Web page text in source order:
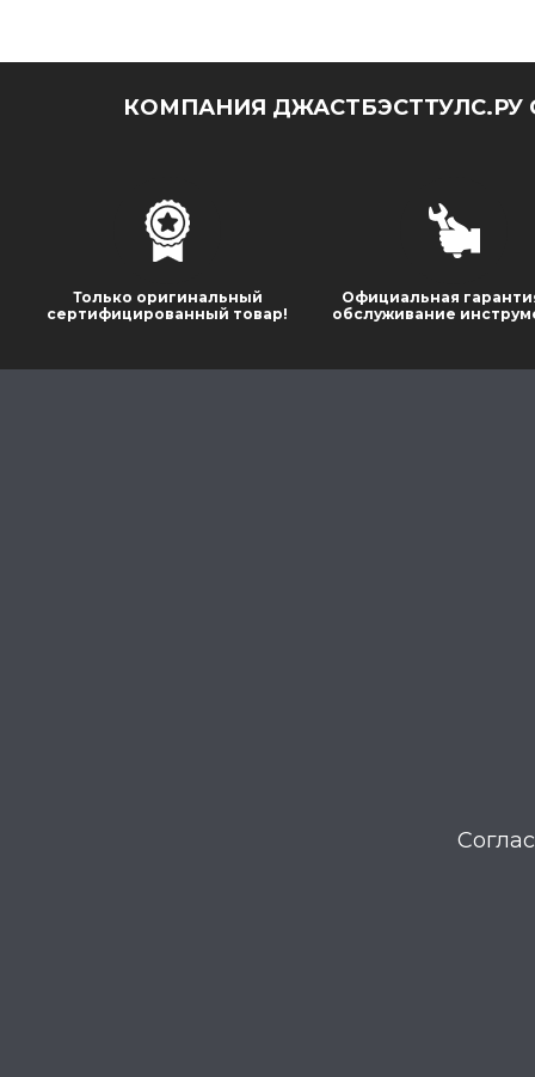
КОМПАНИЯ
Только оригинальный
сертифицированный товар!
Официальная
обслуживание